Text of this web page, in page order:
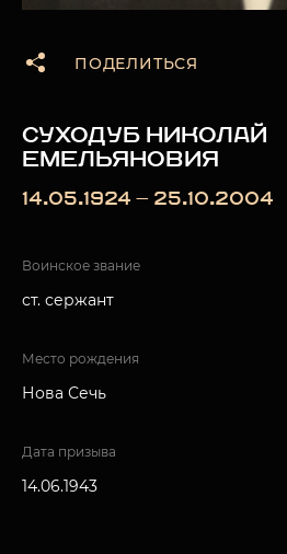
ПОДЕЛИТЬСЯ
СУХОДУБ НИКОЛАЙ
ЕМЕЛЬЯНОВИЯ
14.05.1924 — 25.10.2004
Воинское звание
ст. сержант
Место рождения
Нова Сечь
Дата призыва
14.06.1943